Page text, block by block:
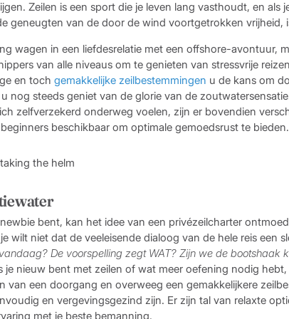
Zeilen is een sport die je leven lang vasthoudt, en als
geneugten van de door de wind voortgetrokken vrijheid,
wagen in een liefdesrelatie met een offshore-avontuur,
van alle niveaus om te genieten van stressvrije
en toch gemakkelijke zeilbestemmingen u de kans om
nog steeds geniet van de glorie van de
zelfverzekerd onderweg voelen, zijn er bovendien
beschikbaar om optimale gemoedsrust te
bent, kan het idee van een privézeilcharter
wilt niet dat de veeleisende dialoog van de hele reis een
De voorspelling zegt WAT? Zijn we de bootshaak
je nieuw bent met zeilen of wat meer oefening nodig
van een doorgang en overweeg een gemakkelijkere
en vergevingsgezind zijn. Er zijn tal van relaxte
met je beste bemanning.